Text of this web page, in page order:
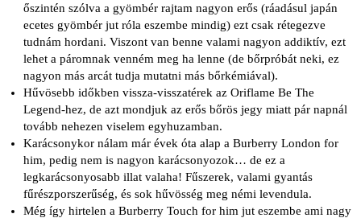
őszintén szólva a gyömbér rajtam nagyon erős (ráadásul japán
ecetes gyömbér jut róla eszembe mindig) ezt csak rétegezve
tudnám hordani. Viszont van benne valami nagyon addiktív, ezt
lehet a páromnak venném meg ha lenne (de bőrpróbát neki, ez
nagyon más arcát tudja mutatni más bőrkémiával).
Hűvösebb időkben vissza-visszatérek az Oriflame Be The
Legend-hez, de azt mondjuk az erős bőrös jegy miatt pár napnál
tovább nehezen viselem egyhuzamban.
Karácsonykor nálam már évek óta alap a Burberry London for
him, pedig nem is nagyon karácsonyozok… de ez a
legkarácsonyosabb illat valaha! Fűszerek, valami gyantás
fűrészporszerűség, és sok hűvösség meg némi levendula.
Még így hirtelen a Burberry Touch for him jut eszembe ami nagy